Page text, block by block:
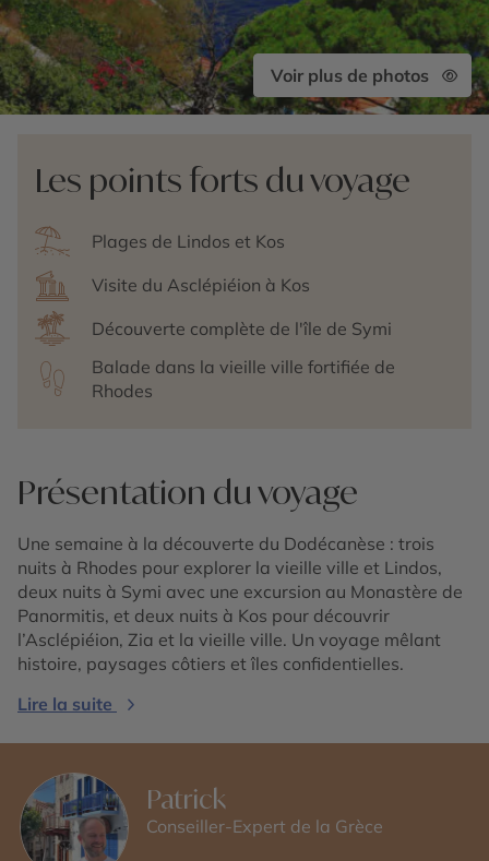
Voir plus de photos
Les points forts du voyage
Plages de Lindos et Kos
Visite du Asclépiéion à Kos
Découverte complète de l'île de Symi
Balade dans la vieille ville fortifiée de
Rhodes
Présentation du voyage
Une semaine à la découverte du Dodécanèse : trois
nuits à Rhodes pour explorer la vieille ville et Lindos,
deux nuits à Symi avec une excursion au Monastère de
Panormitis, et deux nuits à Kos pour découvrir
l’Asclépiéion, Zia et la vieille ville. Un voyage mêlant
histoire, paysages côtiers et îles confidentielles.
Lire la suite
Patrick
Conseiller-Expert de la Grèce